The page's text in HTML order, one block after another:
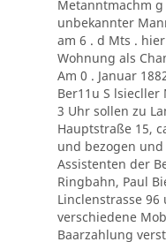
Metanntmachm g
unbekannter
am 6 . d Mts .
Wohnung als
Am 0 . Januar
Ber11u S lsiecller
3 Uhr sollen zu
Hauptstraße 15,
und bezogen
Assistenten der
Ringbahn, Paul
Linclenstrasse
verschiedene
Baarzahlung